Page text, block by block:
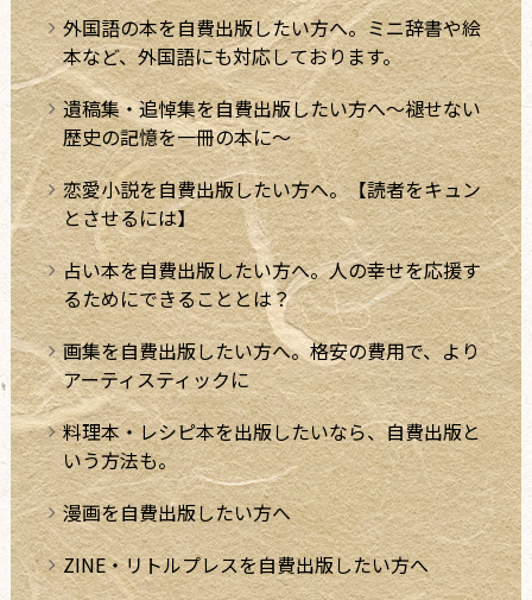
外国語の本を自費出版したい方へ。ミニ辞書や絵
本など、外国語にも対応しております。
遺稿集・追悼集を自費出版したい方へ～褪せない
歴史の記憶を一冊の本に～
恋愛小説を自費出版したい方へ。【読者をキュン
とさせるには】
占い本を自費出版したい方へ。人の幸せを応援す
るためにできることとは？
画集を自費出版したい方へ。格安の費用で、より
アーティスティックに
料理本・レシピ本を出版したいなら、自費出版と
いう方法も。
漫画を自費出版したい方へ
ZINE・リトルプレスを自費出版したい方へ